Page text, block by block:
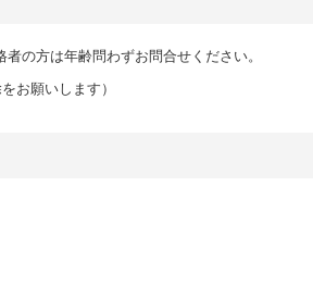
の方は年齢問わずお問合せください。
お願いします）